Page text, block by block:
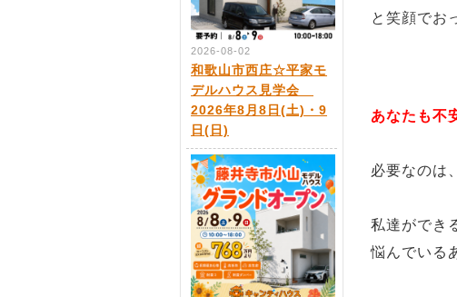
と笑顔でお
あなたも不
必要なのは
私達ができ
悩んでいる
2026-08-02
和歌山市西庄☆平家モ
デルハウス見学会
2026年8月8日(土)・9
日(日)